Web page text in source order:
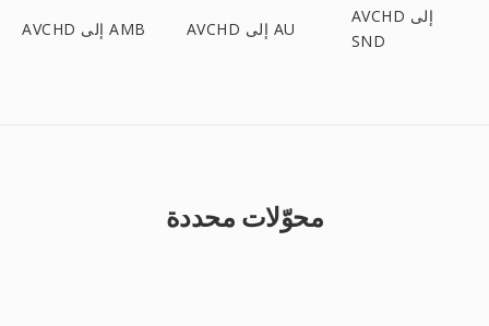
AVCHD إلى AMB AVCHD إلى AU
AVCHD إلى
SND
محوّلات محددة